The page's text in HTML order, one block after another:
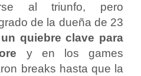
al triunfo, pero
de la dueña de 23
quiebre clave para
y en los games
breaks hasta que la